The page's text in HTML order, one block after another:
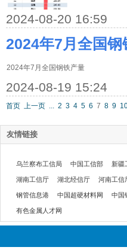
2024-08-20 16:59
2024年7月全国钢
2024年7月全国钢铁产量
2024-08-19 15:24
首页 上一页 ... 2 3 4 5 6 7 8 9
友情链接
乌兰察布工信局 中国工信部 新疆
湖南工信厅 湖北经信厅 河南工信
钢管信息港 中国超硬材料网 中国
有色金属人才网